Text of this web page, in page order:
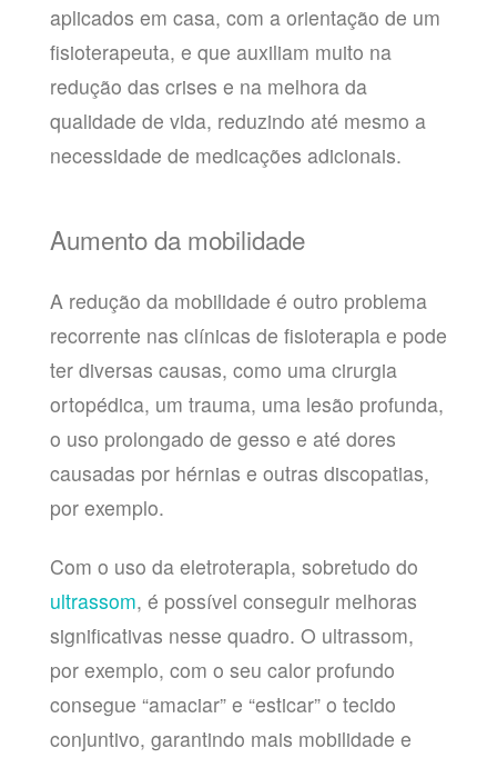
aplicados em casa, com a orientação de um
fisioterapeuta, e que auxiliam muito na
redução das crises e na melhora da
qualidade de vida, reduzindo até mesmo a
necessidade de medicações adicionais.
Aumento da mobilidade
A redução da mobilidade é outro problema
recorrente nas clínicas de fisioterapia e pode
ter diversas causas, como uma cirurgia
ortopédica, um trauma, uma lesão profunda,
o uso prolongado de gesso e até dores
causadas por hérnias e outras discopatias,
por exemplo.
Com o uso da eletroterapia, sobretudo do
ultrassom, é possível conseguir melhoras
significativas nesse quadro. O ultrassom,
por exemplo, com o seu calor profundo
consegue “amaciar” e “esticar” o tecido
conjuntivo, garantindo mais mobilidade e